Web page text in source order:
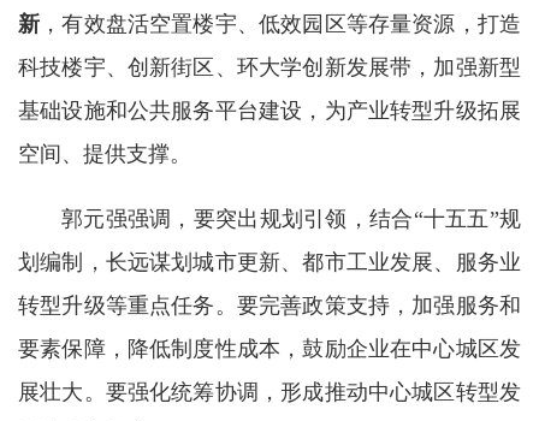
新 ，有效盘活空置楼宇、低效园区等存量资源，打造
科技楼宇、创新街区、环大学创新发展带，加强新型
基础设施和公共服务平台建设，为产业转型升级拓展
空间、提供支撑。
郭元强强调， 要突出规划引领，结合“十五五”规
划编制，长远谋划城市更新、都市工业发展、服务业
转型升级等重点任务。 要完善政策支持，加强服务和
要素保障，降低制度性成本，鼓励企业在中心城区发
展壮大。 要强化统筹协调，形成推动中心城区转型发